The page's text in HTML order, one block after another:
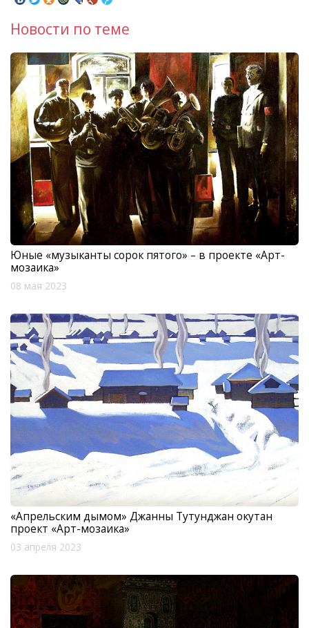
Новости по теме
Юные «музыканты сорок пятого» – в проекте «Арт-
мозаика»
08 мая 2023
«Апрельским дымом» Джанны Тутунджан окутан
проект «Арт-мозаика»
03 апреля 2023